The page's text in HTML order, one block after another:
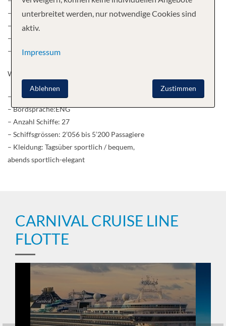
– Hervorragendes Preis-Leistungs-Verhältnis
– Familienreederei mit qualifi ziertem Personal
– Speziell entwickelte Kinder- und Jugendprogramme
– Bequeme und lockere Bordatmosphäre
Weitere Facts:
– Kategorie: 3.5 bis 4*
– Bordsprache:ENG
– Anzahl Schiffe: 27
– Schiffsgrössen: 2’056 bis 5’200 Passagiere
– Kleidung: Tagsüber sportlich / bequem,
abends sportlich-elegant
CARNIVAL CRUISE LINE
FLOTTE
unterbreitet werden, nur notwendige Cookies sind
aktiv.
Impressum
Zustimmen
Ablehnen